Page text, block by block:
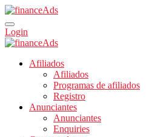
Login
Afiliados
Afiliados
Programas de afiliados
Registro
Anunciantes
Anunciantes
Enquiries